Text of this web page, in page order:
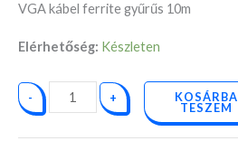
VGA kábel ferrite gyűrűs 10m
Elérhetőség: Készleten
- + KOSÁRBA
TESZEM